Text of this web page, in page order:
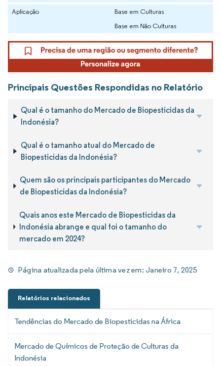
Aplicação
Base em Culturas
Base em Não Culturas
Principais Questões Respondidas no Relatório
Qual é o tamanho do Mercado de Biopesticidas da
Indonésia?
Qual é o tamanho atual do Mercado de
Biopesticidas da Indonésia?
Quem são os principais participantes do Mercado
de Biopesticidas da Indonésia?
Quais anos este Mercado de Biopesticidas da
Indonésia abrange e qual foi o tamanho do
mercado em 2024?
Página atualizada pela última vez em:Janeiro 7, 2025
Relatórios relacionados
Tendências do Mercado de Biopesticidas na África
Mercado de Químicos de Proteção de Culturas da
Indonésia